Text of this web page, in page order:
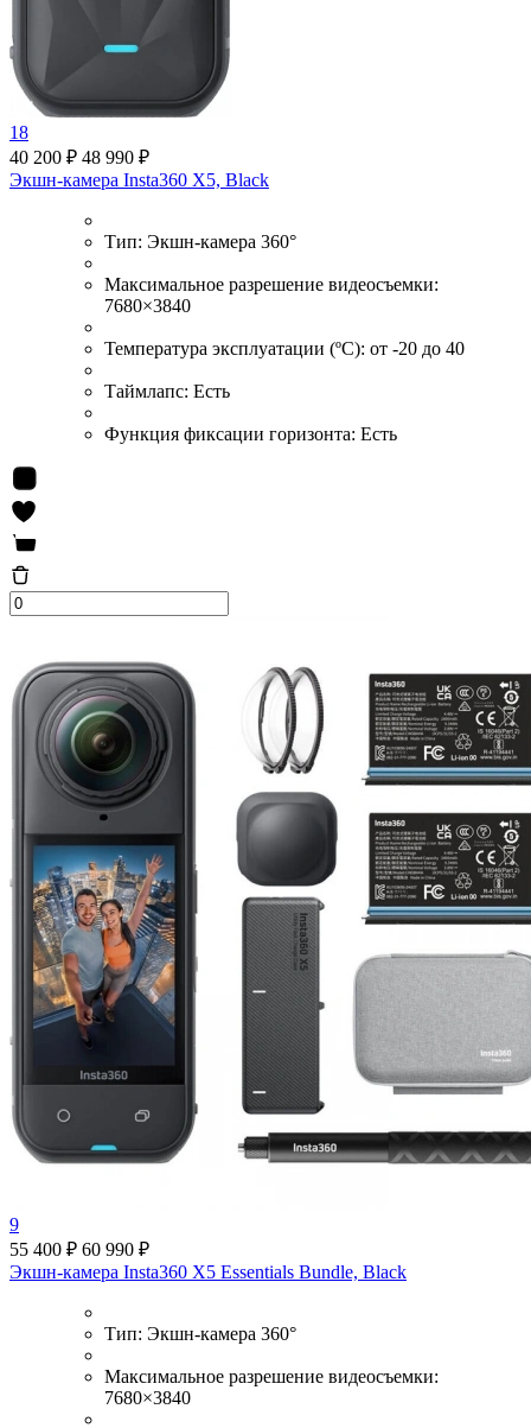
18
40 200 ₽ 48 990 ₽
Экшн-камера Insta360 X5, Black
Тип: Экшн-камера 360°
Максимальное разрешение видеосъемки:
7680×3840
Температура эксплуатации (ºС): от -20 до 40
Таймлапс: Есть
Функция фиксации горизонта: Есть
9
55 400 ₽ 60 990 ₽
Экшн-камера Insta360 X5 Essentials Bundle, Black
Тип: Экшн-камера 360°
Максимальное разрешение видеосъемки:
7680×3840